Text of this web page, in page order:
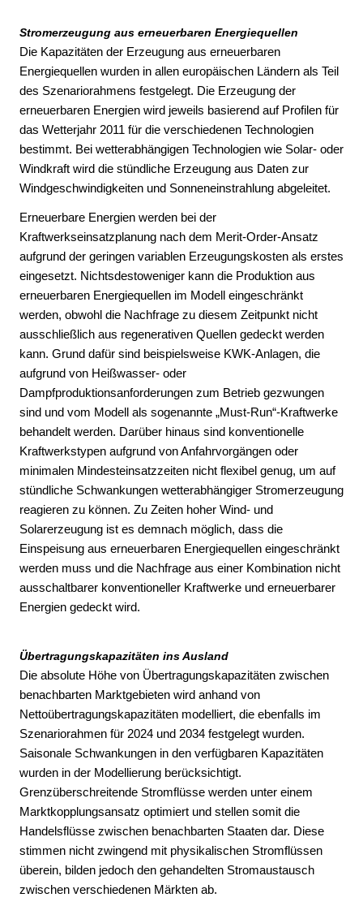
Stromerzeugung aus erneuerbaren Energiequellen
Die Kapazitäten der Erzeugung aus erneuerbaren
Energiequellen wurden in allen europäischen Ländern als Teil
des Szenariorahmens festgelegt. Die Erzeugung der
erneuerbaren Energien wird jeweils basierend auf Profilen für
das Wetterjahr 2011 für die verschiedenen Technologien
bestimmt. Bei wetterabhängigen Technologien wie Solar- oder
Windkraft wird die stündliche Erzeugung aus Daten zur
Windgeschwindigkeiten und Sonneneinstrahlung abgeleitet.
Erneuerbare Energien werden bei der
Kraftwerkseinsatzplanung nach dem Merit-Order-Ansatz
aufgrund der geringen variablen Erzeugungskosten als erstes
eingesetzt. Nichtsdestoweniger kann die Produktion aus
erneuerbaren Energiequellen im Modell eingeschränkt
werden, obwohl die Nachfrage zu diesem Zeitpunkt nicht
ausschließlich aus regenerativen Quellen gedeckt werden
kann. Grund dafür sind beispielsweise KWK-Anlagen, die
aufgrund von Heißwasser- oder
Dampfproduktionsanforderungen zum Betrieb gezwungen
sind und vom Modell als sogenannte „Must-Run“-Kraftwerke
behandelt werden. Darüber hinaus sind konventionelle
Kraftwerkstypen aufgrund von Anfahrvorgängen oder
minimalen Mindesteinsatzzeiten nicht flexibel genug, um auf
stündliche Schwankungen wetterabhängiger Stromerzeugung
reagieren zu können. Zu Zeiten hoher Wind- und
Solarerzeugung ist es demnach möglich, dass die
Einspeisung aus erneuerbaren Energiequellen eingeschränkt
werden muss und die Nachfrage aus einer Kombination nicht
ausschaltbarer konventioneller Kraftwerke und erneuerbarer
Energien gedeckt wird.
Übertragungskapazitäten ins Ausland
Die absolute Höhe von Übertragungskapazitäten zwischen
benachbarten Marktgebieten wird anhand von
Nettoübertragungskapazitäten modelliert, die ebenfalls im
Szenariorahmen für 2024 und 2034 festgelegt wurden.
Saisonale Schwankungen in den verfügbaren Kapazitäten
wurden in der Modellierung berücksichtigt.
Grenzüberschreitende Stromflüsse werden unter einem
Marktkopplungsansatz optimiert und stellen somit die
Handelsflüsse zwischen benachbarten Staaten dar. Diese
stimmen nicht zwingend mit physikalischen Stromflüssen
überein, bilden jedoch den gehandelten Stromaustausch
zwischen verschiedenen Märkten ab.